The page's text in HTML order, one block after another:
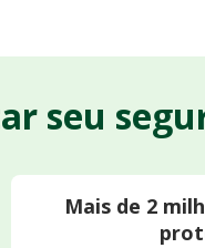
seu
Mais de 2